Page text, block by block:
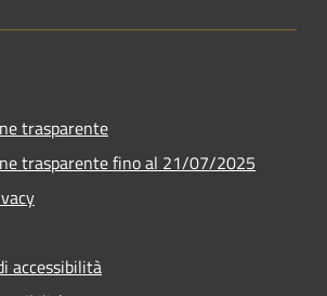
trasparente
trasparente fino al 21/07/2025
accessibilità